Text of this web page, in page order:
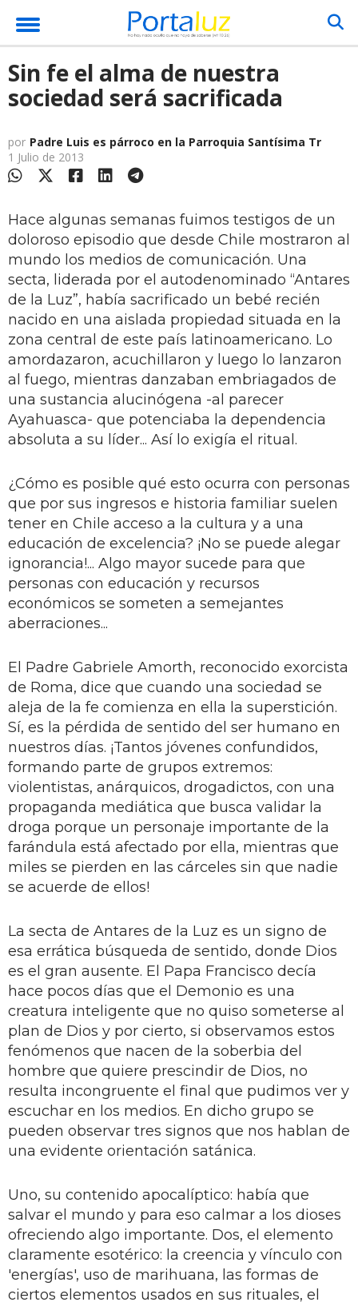
Sin fe el alma de nuestra
sociedad será sacrificada
por Padre Luis es párroco en la Parroquia Santísima Tr
1 Julio de 2013
Hace algunas semanas fuimos testigos de un
doloroso episodio que desde Chile mostraron al
mundo los medios de comunicación. Una
secta, liderada por el autodenominado “Antares
de la Luz”, había sacrificado un bebé recién
nacido en una aislada propiedad situada en la
zona central de este país latinoamericano. Lo
amordazaron, acuchillaron y luego lo lanzaron
al fuego, mientras danzaban embriagados de
una sustancia alucinógena -al parecer
Ayahuasca- que potenciaba la dependencia
absoluta a su líder... Así lo exigía el ritual.
¿Cómo es posible qué esto ocurra con personas
que por sus ingresos e historia familiar suelen
tener en Chile acceso a la cultura y a una
educación de excelencia? ¡No se puede alegar
ignorancia!... Algo mayor sucede para que
personas con educación y recursos
económicos se someten a semejantes
aberraciones...
El Padre Gabriele Amorth, reconocido exorcista
de Roma, dice que cuando una sociedad se
aleja de la fe comienza en ella la superstición.
Sí, es la pérdida de sentido del ser humano en
nuestros días. ¡Tantos jóvenes confundidos,
formando parte de grupos extremos:
violentistas, anárquicos, drogadictos, con una
propaganda mediática que busca validar la
droga porque un personaje importante de la
farándula está afectado por ella, mientras que
miles se pierden en las cárceles sin que nadie
se acuerde de ellos!
La secta de Antares de la Luz es un signo de
esa errática búsqueda de sentido, donde Dios
es el gran ausente. El Papa Francisco decía
hace pocos días que el Demonio es una
creatura inteligente que no quiso someterse al
plan de Dios y por cierto, si observamos estos
fenómenos que nacen de la soberbia del
hombre que quiere prescindir de Dios, no
resulta incongruente el final que pudimos ver y
escuchar en los medios. En dicho grupo se
pueden observar tres signos que nos hablan de
una evidente orientación satánica.
Uno, su contenido apocalíptico: había que
salvar el mundo y para eso calmar a los dioses
ofreciendo algo importante. Dos, el elemento
claramente esotérico: la creencia y vínculo con
'energías', uso de marihuana, las formas de
ciertos elementos usados en sus rituales, el